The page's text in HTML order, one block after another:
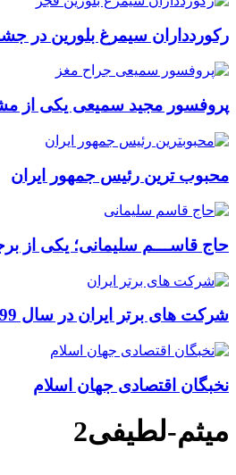
رکوردداران سیمرغ بلورین در
پروفسور مجید سمیعی یکی از
محبوب ترین رئیس جمهور ایران
حاج قاســـم سلیمانی؛ یکی از
شرکت های برتر ایران در سال 1399
نخبگان اقتصادی جهان اسلام
میثم-لطیفی2